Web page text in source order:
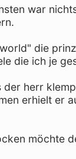
war
die
die ich je
herr
erhielt er
möchte